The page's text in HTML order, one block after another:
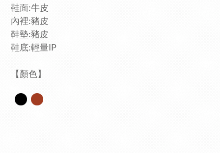
鞋面:牛皮
內裡:豬皮
鞋墊:豬皮
鞋底:輕量IP
【顏色】